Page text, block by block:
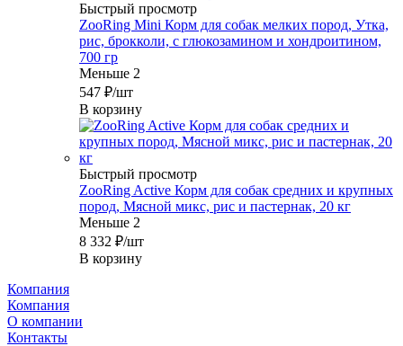
Быстрый просмотр
ZooRing Mini Корм для собак мелких пород, Утка,
рис, брокколи, с глюкозамином и хондроитином,
700 гр
Меньше 2
547 ₽/шт
В корзину
Быстрый просмотр
ZooRing Active Корм для собак средних и крупных
пород, Мясной микс, рис и пастернак, 20 кг
Меньше 2
8 332 ₽/шт
В корзину
Компания
Компания
О компании
Контакты